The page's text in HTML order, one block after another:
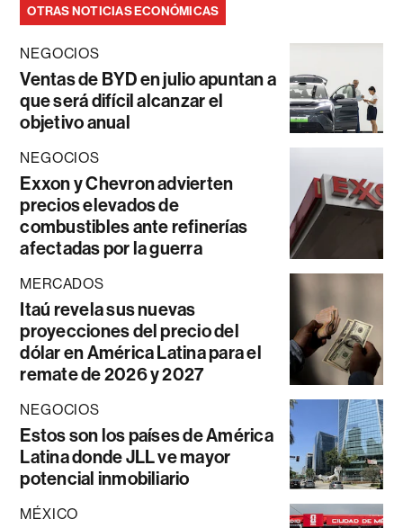
OTRAS NOTICIAS ECONÓMICAS
NEGOCIOS
Ventas de BYD en julio apuntan a
que será difícil alcanzar el
objetivo anual
NEGOCIOS
Exxon y Chevron advierten
precios elevados de
combustibles ante refinerías
afectadas por la guerra
MERCADOS
Itaú revela sus nuevas
proyecciones del precio del
dólar en América Latina para el
remate de 2026 y 2027
NEGOCIOS
Estos son los países de América
Latina donde JLL ve mayor
potencial inmobiliario
MÉXICO